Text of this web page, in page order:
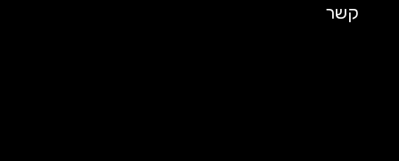
קשר